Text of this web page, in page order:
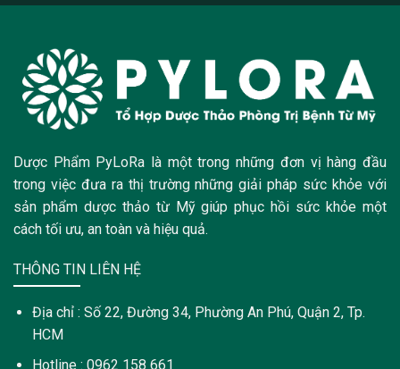
Dược Phẩm PyLoRa là một trong những đơn vị hàng đầu
trong việc đưa ra thị trường những giải pháp sức khỏe với
sản phẩm dược thảo từ Mỹ giúp phục hồi sức khỏe một
cách tối ưu, an toàn và hiệu quả.
THÔNG TIN LIÊN HỆ
Địa chỉ : Số 22, Đường 34, Phường An Phú, Quận 2, Tp.
HCM
Hotline : 0962 158 661